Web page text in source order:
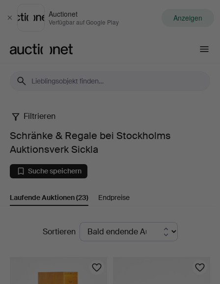
Schließen
Auctionet
Verfügbar auf Google Play Anzeigen
Schränke
Regale
bei
Auktionsverk
Filtrieren
Schränke & Regale bei Stockholms
Auktionsverk Sickla
Suche speichern
Laufende Auktionen(23) Endpreise
LaufendeSortieren